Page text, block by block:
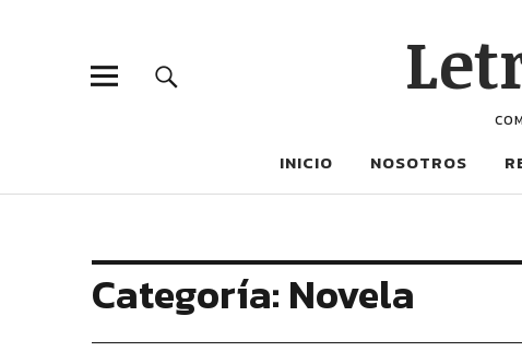
INICIO NOSOTROS
Categoría: Novela